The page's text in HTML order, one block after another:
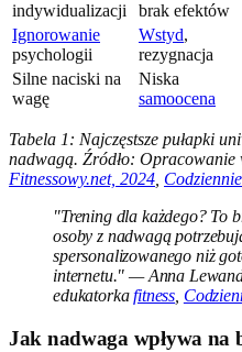
indywidualizacji
brak efektów
Ignorowanie
psychologii
Wstyd,
rezygnacja
Silne naciski na
wagę
Niska
samoocena
Tabela 1: Najczęstsze pułapki
nadwagą. Źródło: Opracowanie
Fitnessowy.net, 2024
"Trening dla każdego? To
osoby z nadwagą
spersonalizowanego niż
internetu." — Anna
edukatorkafitness
Jak nadwaga wpływa na